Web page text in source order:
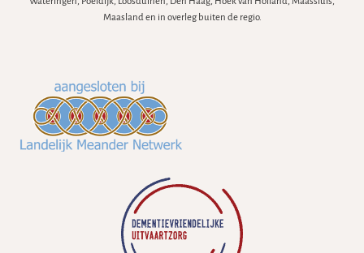
Maasland en in overleg buiten de regio.